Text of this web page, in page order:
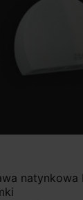
natynkowa